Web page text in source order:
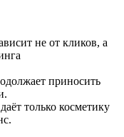
не от кликов, а
приносить
только косметику